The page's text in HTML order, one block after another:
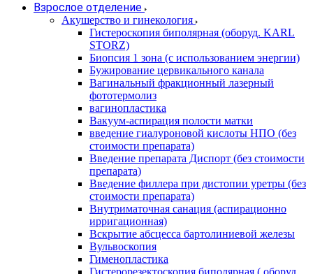
Взрослое отделение
Акушерство и гинекология
Гистероскопия биполярная (оборуд. KARL
STORZ)
Биопсия 1 зона (с использованием энергии)
Бужирование цервикального канала
Вагинальный фракционный лазерный
фототермолиз
вагинопластика
Вакуум-аспирация полости матки
введение гиалуроновой кислоты НПО (без
стоимости препарата)
Введение препарата Диспорт (без стоимости
препарата)
Введение филлера при дистопии уретры (без
стоимости препарата)
Внутриматочная санация (аспирационно
ирригационная)
Вскрытие абсцесса бартолиниевой железы
Вульвоскопия
Гименопластика
Гистерорезектоскопия биполярная ( оборуд.